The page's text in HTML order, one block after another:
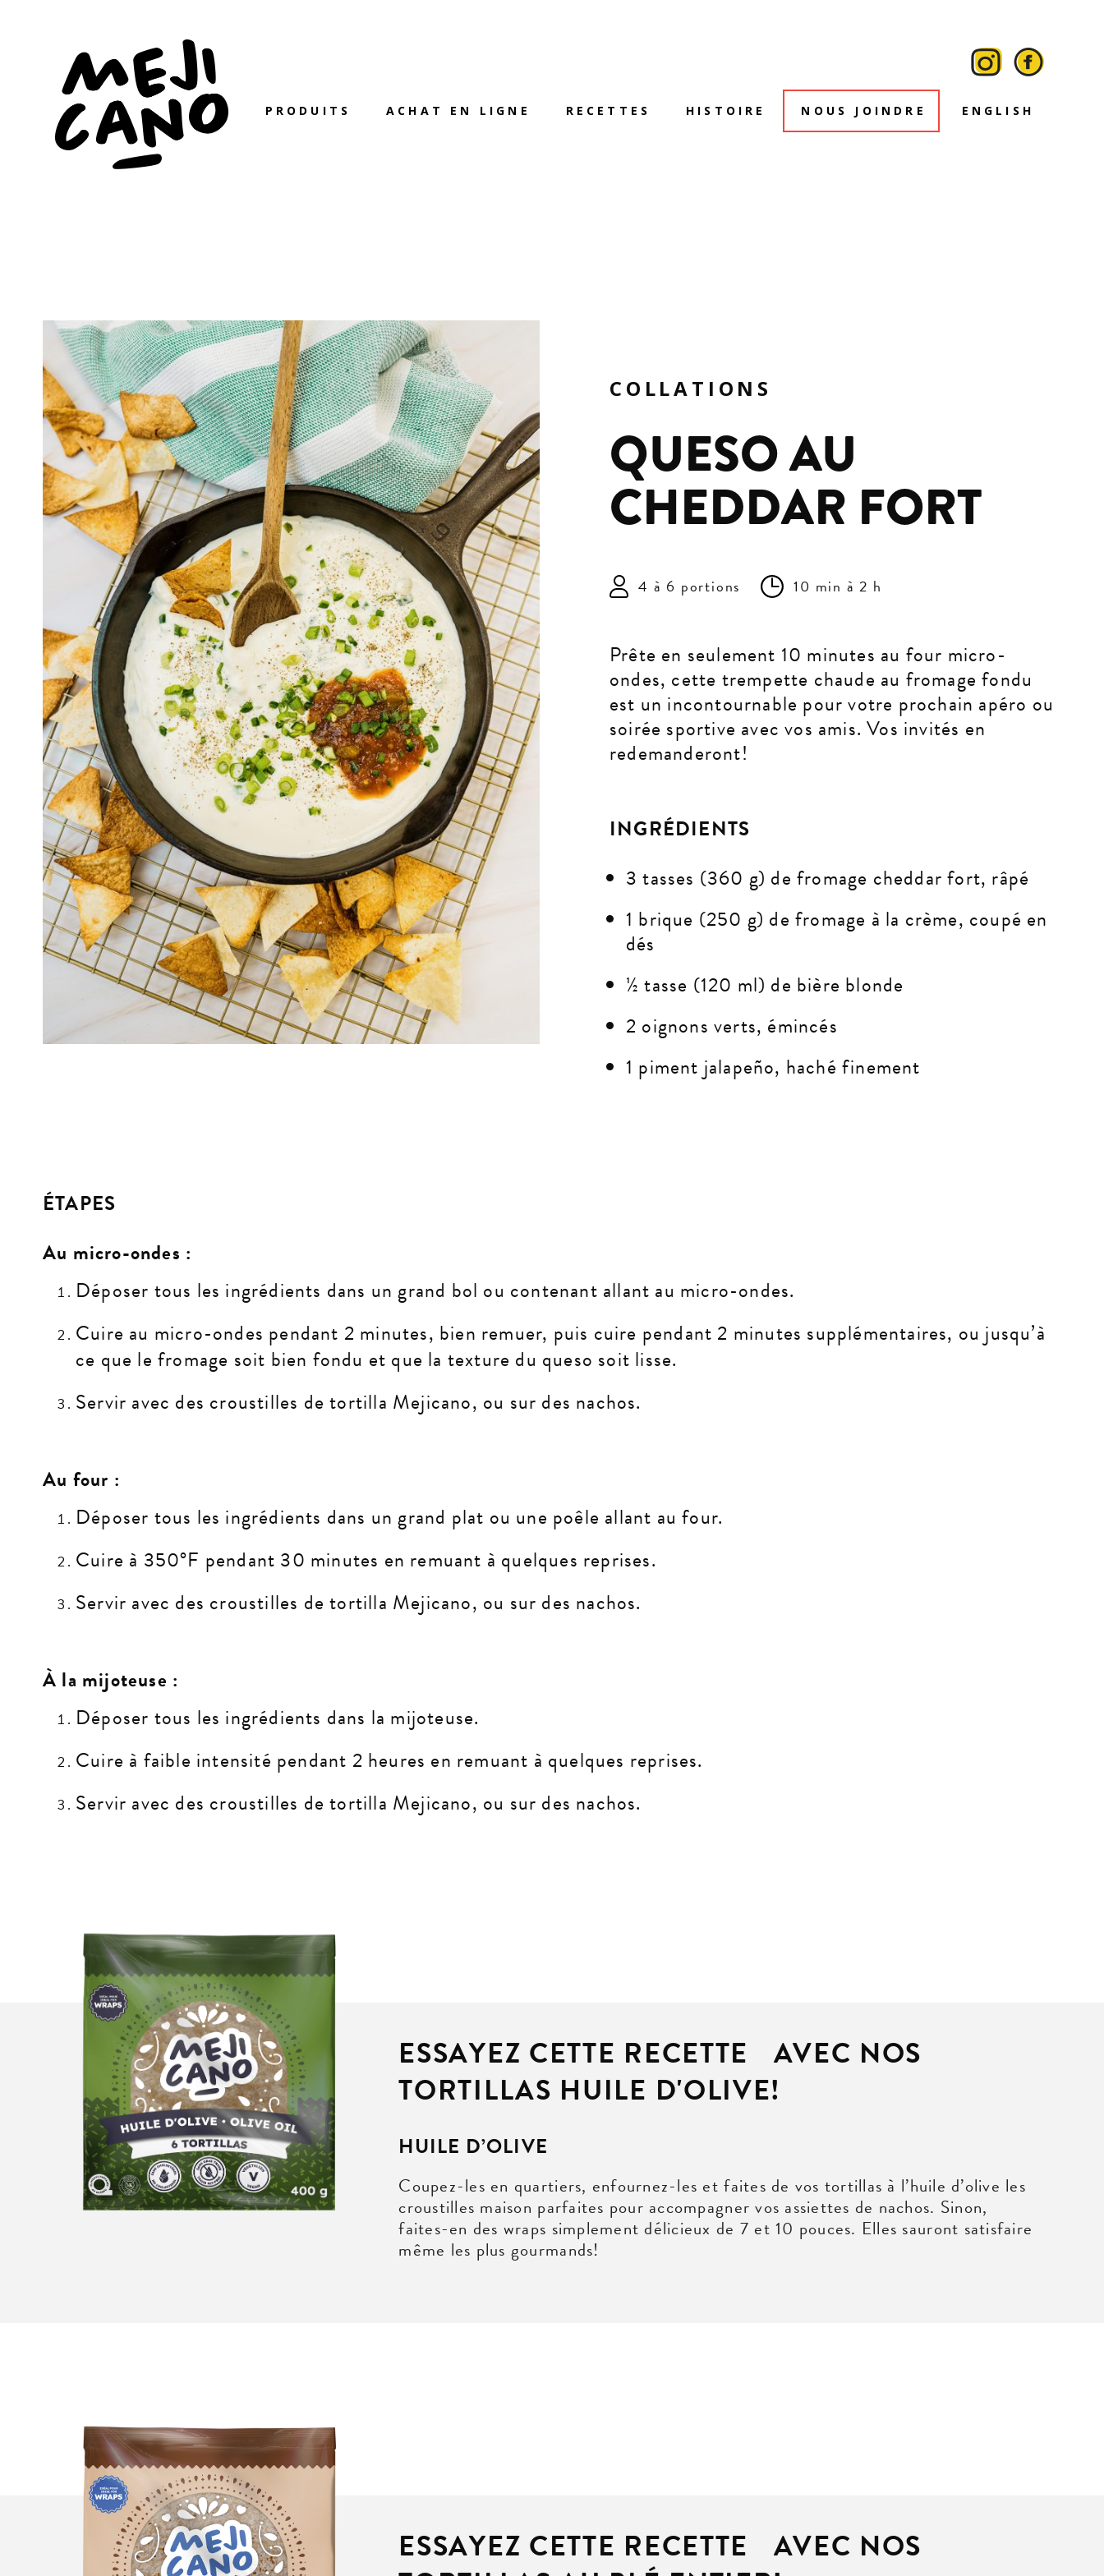
PRODUITS ACHAT EN LIGNE RECETTES HISTOIRE NOUS JOINDRE ENGLISH
COLLATIONS
QUESO AU
CHEDDAR FORT
4 à 6 portions 10 min à 2 h
Prête en seulement 10 minutes au four micro-
ondes, cette trempette chaude au fromage fondu
est un incontournable pour votre prochain apéro ou
soirée sportive avec vos amis. Vos invités en
redemanderont!
INGRÉDIENTS
3 tasses (360 g) de fromage cheddar fort, râpé
1 brique (250 g) de fromage à la crème, coupé en
dés
½ tasse (120 ml) de bière blonde
2 oignons verts, émincés
1 piment jalapeño, haché finement
ÉTAPES
Au micro-ondes :
Déposer tous les ingrédients dans un grand bol ou contenant allant au micro-ondes.
Cuire au micro-ondes pendant 2 minutes, bien remuer, puis cuire pendant 2 minutes supplémentaires, ou jusqu’à
ce que le fromage soit bien fondu et que la texture du queso soit lisse.
Servir avec des croustilles de tortilla Mejicano, ou sur des nachos.
Au four :
Déposer tous les ingrédients dans un grand plat ou une poêle allant au four.
Cuire à 350°F pendant 30 minutes en remuant à quelques reprises.
Servir avec des croustilles de tortilla Mejicano, ou sur des nachos.
À la mijoteuse :
Déposer tous les ingrédients dans la mijoteuse.
Cuire à faible intensité pendant 2 heures en remuant à quelques reprises.
Servir avec des croustilles de tortilla Mejicano, ou sur des nachos.
ESSAYEZ CETTE RECETTE AVEC NOS
TORTILLAS HUILE D'OLIVE!
HUILE D’OLIVE
Coupez-les en quartiers, enfournez-les et faites de vos tortillas à l’huile d’olive les
croustilles maison parfaites pour accompagner vos assiettes de nachos. Sinon,
faites-en des wraps simplement délicieux de 7 et 10 pouces. Elles sauront satisfaire
même les plus gourmands!
ESSAYEZ CETTE RECETTE AVEC NOS